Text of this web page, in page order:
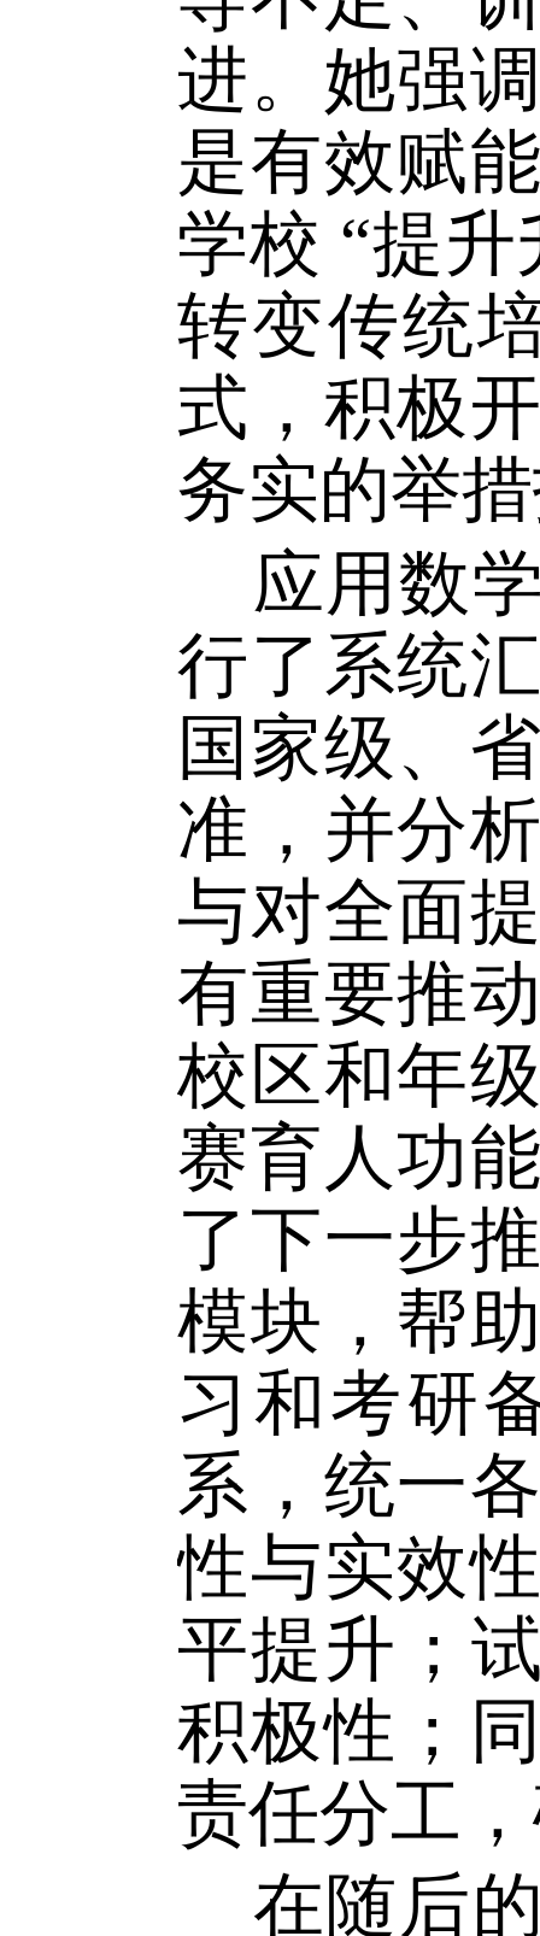
训情况，
衔接不顺
导不足、
进。她强
是有效赋
学校“提
转变传
式，积极
务实的举
应用数
行了系统
国家级
准，并分
与对全面
有重要推
校区和年
赛育人功
了下一步
模块，帮
习和考
系，统